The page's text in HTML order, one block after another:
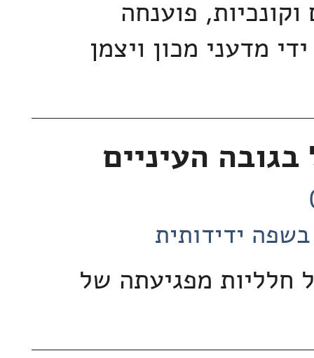
פוענחה
מדעני מכון ויצמן
העיניים
ידידותית
חלליות מפגיעתה של